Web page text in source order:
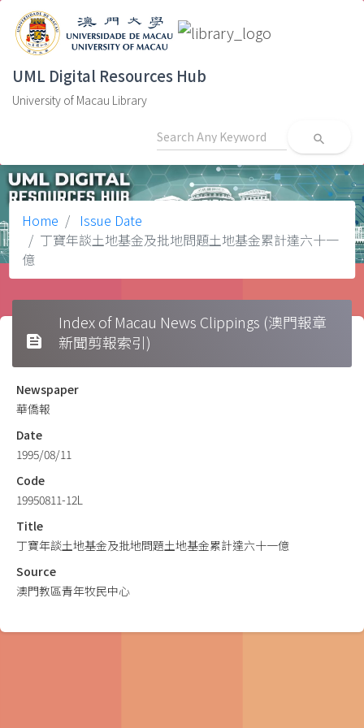
UML Digital Resources Hub
University of Macau Library
search
Home
Issue Date
丁寶年談土地基金及批地問題土地基金累計達六十一
億
feed
Index of Macau News Clippings (澳門報章
新聞剪報索引)
Newspaper
華僑報
Date
1995/08/11
Code
19950811-12L
Title
丁寶年談土地基金及批地問題土地基金累計達六十一億
Source
澳門教區青年牧民中心